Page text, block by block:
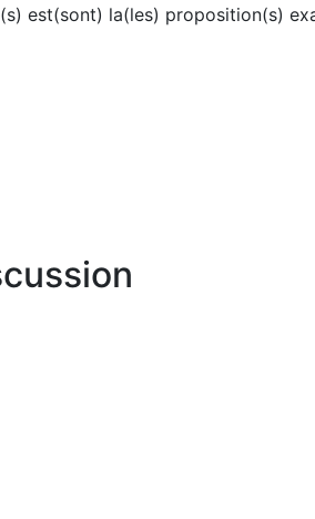
est(sont) la(les) proposition(s)